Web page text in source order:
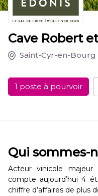
Cave Robert
Saint-Cyr-en-Bourg
1 poste à pourvoir
Qui sommes-
Acteur vinicole
compte aujourd’hui 4
chiffre d’affaires de plus